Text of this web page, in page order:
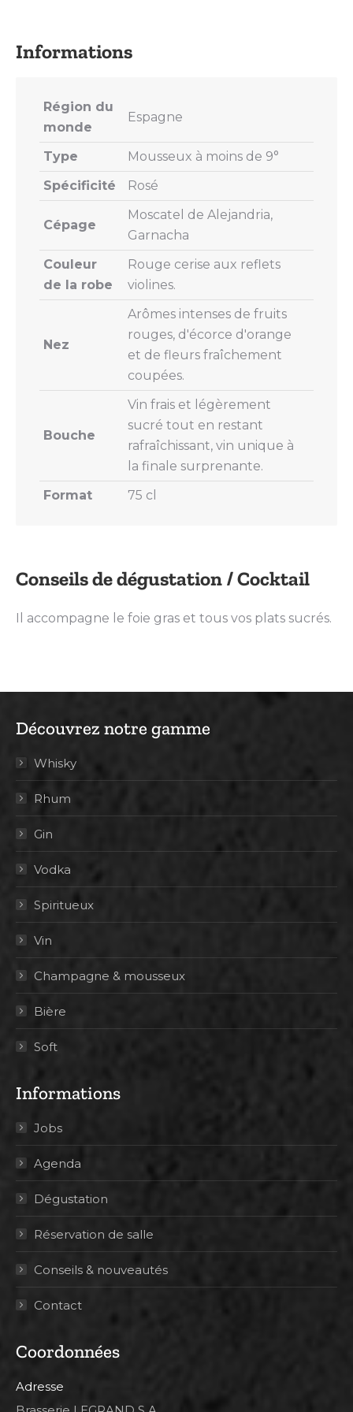
Conseils de dégustation / Cocktail
Il accompagne le foie gras et tous vos plats sucrés.
Région du
monde
Espagne
Type
Mousseux à moins de 9°
Spécificité
Rosé
Cépage
Moscatel de Alejandria,
Garnacha
Couleur
de la robe
Rouge cerise aux reflets
violines.
Nez
Arômes intenses de fruits
rouges, d'écorce d'orange
et de fleurs fraîchement
coupées.
Bouche
Vin frais et légèrement
sucré tout en restant
rafraîchissant, vin unique à
la finale surprenante.
Format
75 cl
Découvrez notre gamme
Whisky
Rhum
Gin
Vodka
Spiritueux
Vin
Champagne & mousseux
Bière
Soft
Informations
Jobs
Agenda
Dégustation
Réservation de salle
Conseils & nouveautés
Contact
Coordonnées
Adresse